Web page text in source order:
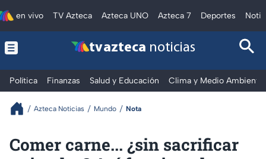
en vivo TV Azteca Azteca UNO Azteca 7 Deportes
tv azteca noticias
Política Finanzas Salud y Educación Clima y Medio Ambiente
Azteca Noticias Mundo Nota
Comer carne... ¿sin sacrificar